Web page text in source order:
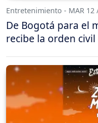
Entretenimiento - MAR 12
De Bogotá para el
recibe la orden